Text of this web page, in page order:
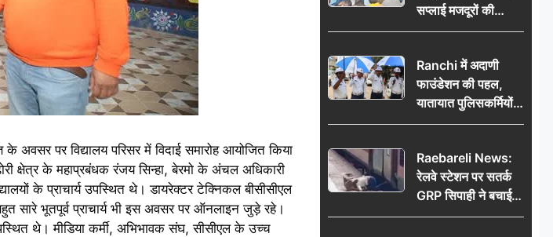
अवसर पर विद्यालय परिसर में विदाई समारोह आयोजित किया
क्षेत्र के महाप्रबंधक रंजय सिन्हा, बेरमो के अंचल अधिकारी
के प्राचार्य उपस्थित थे। डायरेक्टर टेक्निकल बीसीसीएल
सारे भूतपूर्व प्राचार्य भी इस अवसर पर ऑनलाइन जुड़े रहे।
थे। मीडिया कर्मी, अभिभावक संघ, सीसीएल के उच्च
सप्लाई मजदूरों की
हुंकार, 12 अगस्त के
Ranchi में अदाणी
फाउंडेशन की पहल,
यातायात पुलिसकर्मियों
को वितरित किए गए छाते
Raebareli News:
रेलवे स्टेशन पर सतर्क
GRP सिपाही ने बचाई
महिला की जान, चलती